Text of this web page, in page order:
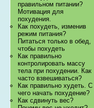
правильном питании?
Мотивация для
похудения.
Как похудеть, изменив
режим питания?
Питаться только в обед,
чтобы похудеть
Как правильно
контролировать массу
тела при похудении. Как
часто взвешиваться?
Как правильно худеть. С
чего начать похудение?
Как сдвинуть вес?